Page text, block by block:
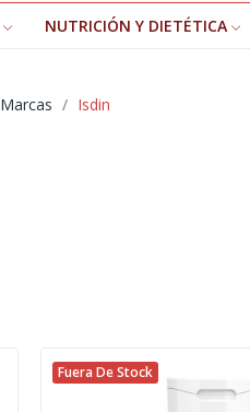
NUTRICIÓN Y DIETÉTICA
Marcas Isdin
Fuera De Stock